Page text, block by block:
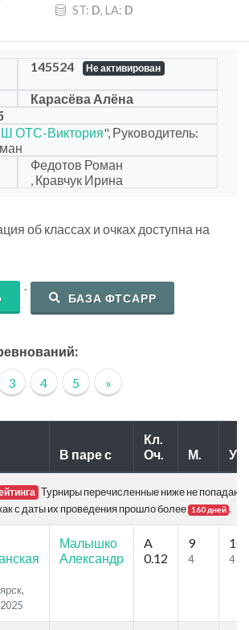
ST: D, LA: D
145524 Не активирован
Карасёва Алёна
ОТС-Виктория", Руководитель:
Федотов Роман
, Кравчук Ирина
об классах и очках доступна на
.
БАЗА ФТСАРР
3 4 5 »
В паре с
Кл.
Оч.
М. Уч.
Турниры перечисленные ниже не попадают
с даты их проведения прошло более
160 дней .
Малышко
Александр
A
0.12
9
4
10
4